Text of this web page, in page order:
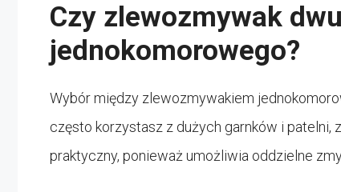
Czy zlewozmywak
jednokomorowego?
Wybór między zlewozmywakiem
często korzystasz z dużych garnków i
praktyczny, ponieważ umożliwia oddzielne